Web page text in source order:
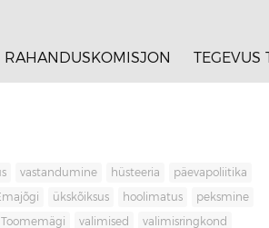
RAHANDUSKOMISJON TEGEVUS
vastandumine hüsteeria päevapoliitika
ükskõiksus hoolimatus peksmine
Toomemägi valimised valimisringkond